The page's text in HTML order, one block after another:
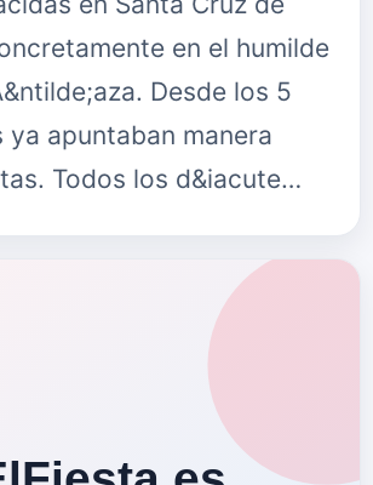
en el humilde
Desde los 5
ya apuntaban manera
Todos los d&iacute…